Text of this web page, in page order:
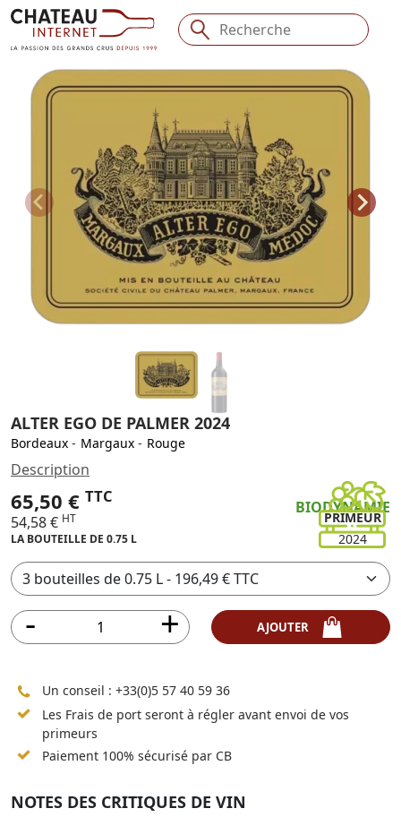
ALTER EGO DE PALMER 2024
Bordeaux - Margaux - Rouge
PRIMEUR
2024
Description
65,50 € TTC
54,58 € HT
LA BOUTEILLE DE 0.75 L
BIODYNAMIE
Un conseil : +33(0)5 57 40 59 36
Les Frais de port seront à régler avant envoi de vos
primeurs
Paiement 100% sécurisé par CB
NOTES DES CRITIQUES DE VIN